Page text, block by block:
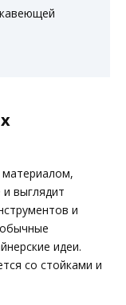
материалом,
выглядит
и
идеи.
со стойками и